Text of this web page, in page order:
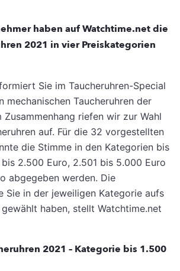
haben auf Watchtime.net die
2021 in vier Preiskategorien
Sie im Taucheruhren-Special
mechanischen Taucheruhren der
Zusammenhang riefen wir zur Wahl
auf. Für die 32 vorgestellten
die Stimme in den Kategorien bis
bis 2.500 Euro, 2.501 bis 5.000 Euro
abgegeben werden. Die
Sie in der jeweiligen Kategorie aufs
haben, stellt Watchtime.net
2021 – Kategorie bis 1.500